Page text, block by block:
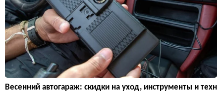
Весенний автогараж: скидки на уход, инструменты и техн